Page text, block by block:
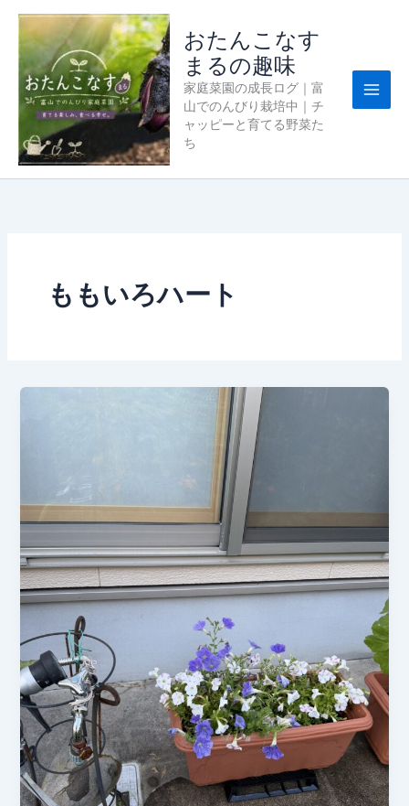
おたんこなす
まるの趣味
家庭菜園の成長ログ｜富
山でのんびり栽培中｜チ
ャッピーと育てる野菜た
ち
ももいろハート